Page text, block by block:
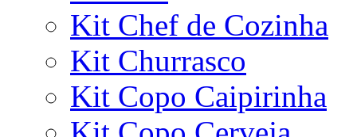
Kit Chef de Cozinha
Kit Churrasco
Kit Copo Caipirinha